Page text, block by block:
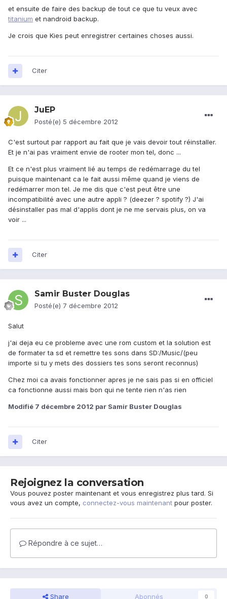
et ensuite de faire des backup de tout ce que tu veux avec
titanium et nandroid backup.
Je crois que Kies peut enregistrer certaines choses aussi.
Citer
JuEP
Posté(e) 5 décembre 2012
C'est surtout par rapport au fait que je vais devoir tout réinstaller.
Et je n'ai pas vraiment envie de rooter mon tel, donc ...
Et ce n'est plus vraiment lié au temps de redémarrage du tel
puisque maintenant ca le fait aussi même quand je viens de
redémarrer mon tel. Je me dis que c'est peut être une
incompatibilité avec une autre appli ? (deezer ? spotify ?) J'ai
désinstaller pas mal d'applis dont je ne me servais plus, on va
voir ...
Citer
Samir Buster Douglas
Posté(e) 7 décembre 2012
Salut
j'ai deja eu ce probleme avec une rom custom et la solution est
de formater ta sd et remettre tes sons dans SD:/Music/(peu
importe si tu y mets des dossiers tes sons seront reconnus)
Chez moi ca avais fonctionner apres je ne sais pas si en officiel
ca fonctionne aussi mais bon qui ne tente rien n'as rien
Modifié 7 décembre 2012 par Samir Buster Douglas
Citer
Rejoignez la conversation
Vous pouvez poster maintenant et vous enregistrez plus tard. Si
vous avez un compte, connectez-vous maintenant pour poster.
Répondre à ce sujet…
Share Abonnés 0